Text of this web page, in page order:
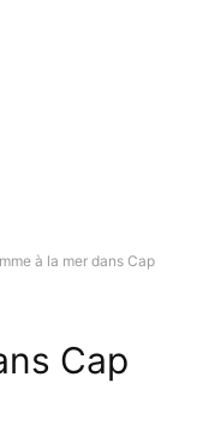
à la mer dans Cap
Cap